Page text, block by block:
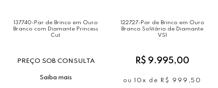
137740-Par de Brinco em Ouro
Branco com Diamante Princess
Cut
PREÇO SOB CONSULTA
Saiba mais
122727-Par de Brinco em Ouro
Branco Solitário de Diamante
VS1
R$ 9.995,00
ou 10x de R$ 999,50